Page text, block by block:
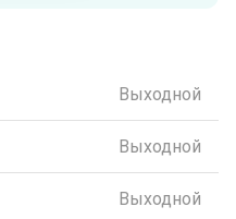
Выходной
Выходной
Выходной